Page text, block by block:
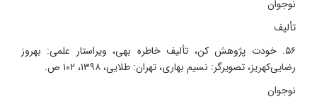
نوجوان
تألیف
۵۶. خودت پژوهش کن، تألیف خاطره بهی، ویراستار علمی: بهروز
رضایی‌کهریز، تصویرگر: نسیم بهاری، تهران: طلایی، ۱۳۹۸، ۱۰۲ ص.
نوجوان